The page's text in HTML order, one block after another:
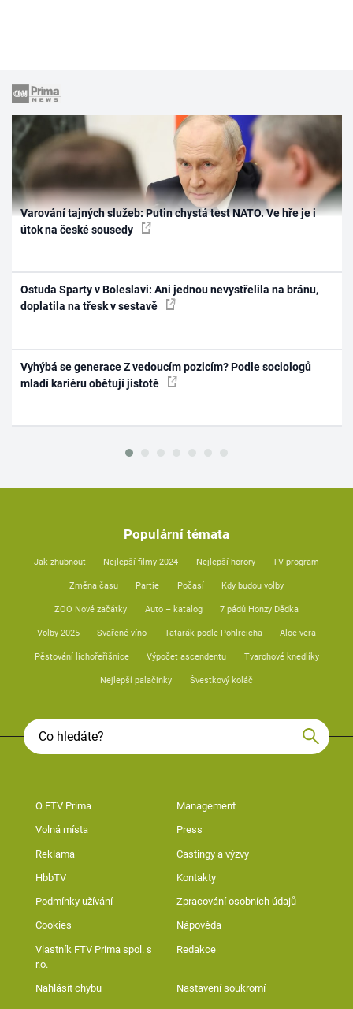
Varování tajných služeb: Putin chystá test NATO. Ve hře je i
útok na české sousedy
Ostuda Sparty v Boleslavi: Ani jednou nevystřelila na bránu,
doplatila na třesk v sestavě
Vyhýbá se generace Z vedoucím pozicím? Podle sociologů
mladí kariéru obětují jistotě
Populární témata
Jak zhubnout Nejlepší filmy 2024 Nejlepší horory TV program
Změna času Partie Počasí Kdy budou volby
ZOO Nové začátky Auto – katalog 7 pádů Honzy Dědka
Volby 2025 Svařené víno Tatarák podle Pohlreicha Aloe vera
Pěstování lichořeřišnice Výpočet ascendentu Tvarohové knedlíky
Nejlepší palačinky Švestkový koláč
O FTV Prima Management
Volná místa Press
Reklama Castingy a výzvy
HbbTV Kontakty
Podmínky užívání Zpracování osobních údajů
Cookies Nápověda
Vlastník FTV Prima spol. s
r.o.
Redakce
Nahlásit chybu Nastavení soukromí